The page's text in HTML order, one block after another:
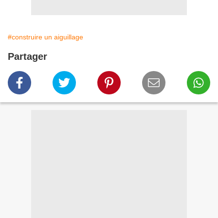
#construire un aiguillage
Partager